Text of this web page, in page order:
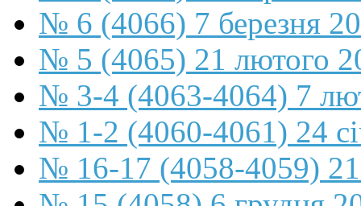
№ 6 (4066) 7 березня
№ 5 (4065) 21 лютого
№ 3-4 (4063-4064) 7
№ 1-2 (4060-4061) 24
№ 16-17 (4058-4059) 21